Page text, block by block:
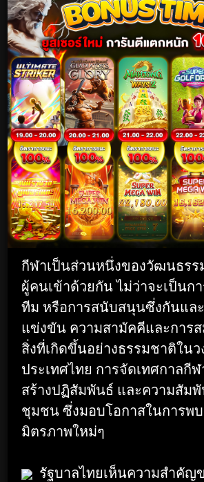
กีฬาเป็นส่วนหนึ่งของวัฒนธรร
ผู้คนเข้าด้วยกัน ไม่ว่าจะเป็นก
ทีม หรือการสนับสนุนซึ่งกันแล
แข่งขัน ความสามัคคีและการ
สิ่งที่เกิดขึ้นอย่างธรรมชาติใน
ประเทศไทย การจัดเทศกาลกี
สร้างปฏิสัมพันธ์ และความสัม
ชุมชน ซึ่งมอบโอกาสในการพ
มิตรภาพใหม่ๆ
รัฐบาลไทยเห็นความสำคัญ